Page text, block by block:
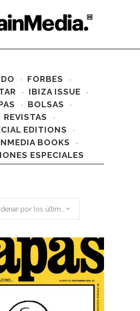
FORBES
IBIZA ISSUE
BOLSAS
REVISTAS
EDITIONS
BOOKS
ESPECIALES